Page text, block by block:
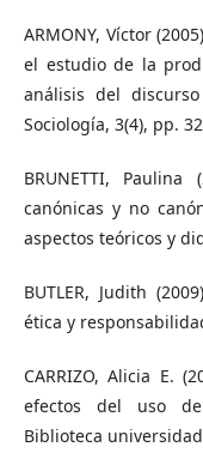
ARMONY, Víctor
el estudio de la
análisis del
Sociología, 3(4), pp.
BRUNETTI,
canónicas y no
aspectos teóricos y
BUTLER, Judith
ética y
CARRIZO, Alicia E.
efectos del uso
Biblioteca